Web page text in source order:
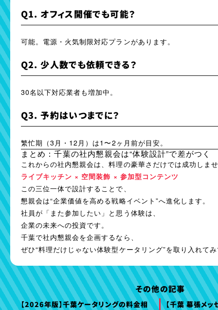
Q1. オフィス開催でも可能？
可能。電源・火気制限対応プランがあります。
Q2. 少人数でも依頼できる？
30名以下対応業者も増加中。
Q3. 予約はいつまでに？
繁忙期（3月・12月）は1〜2ヶ月前が目安。
まとめ：千葉の社内懇親会は“体験設計”で差がつく
これからの社内懇親会は、料理の豪華さだけでは成功しま
ライブキッチン × 空間装飾 × 参加型コンテンツ
この三位一体で設計することで、
懇親会は“企業価値を高める戦略イベント”へ進化します。
社員が「また参加したい」と思う体験は、
企業の未来への投資です。
千葉で社内懇親会を企画するなら、
ぜひ“料理だけじゃない体験型ケータリング”を取り入れて
その他の記事
【2026年版】千葉ケータリングの料金相
【千葉 幕張メッ